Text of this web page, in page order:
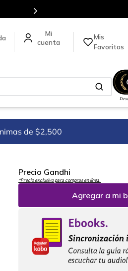
Mis
Favoritos
de $2,500
Precio Gandhi
*Precio exclusivo para compras en línea.
Agregar a mi